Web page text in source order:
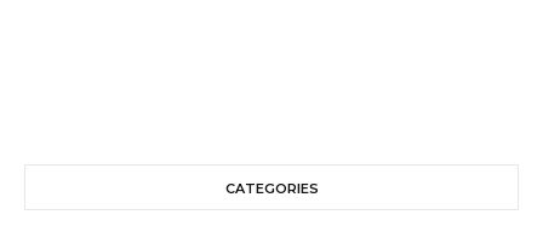
CATEGORIES